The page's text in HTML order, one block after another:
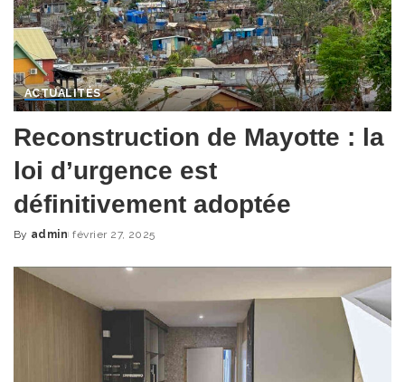
ACTUALITÉS
Reconstruction de Mayotte : la
loi d’urgence est
définitivement adoptée
Posted
By admin février 27, 2025